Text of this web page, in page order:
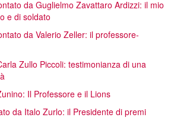
da Guglielmo Zavattaro Ardizzi: il mio
e di soldato
da Valerio Zeller: il professore-
Zullo Piccoli: testimonianza di una
Il Professore e il Lions
da Italo Zurlo: il Presidente di premi